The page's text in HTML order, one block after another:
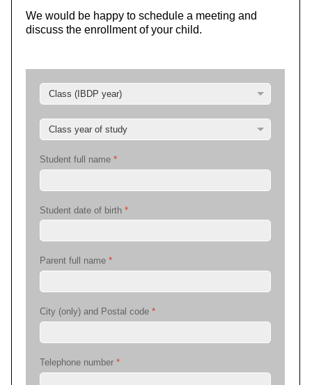
We would be happy to schedule a meeting and
discuss the enrollment of your child.
Student full name*
Student date of birth*
Parent full name*
City (only) and Postal code*
Telephone number*